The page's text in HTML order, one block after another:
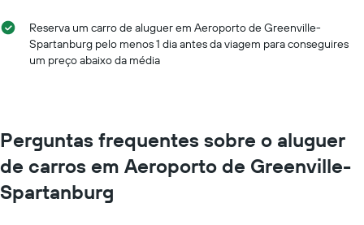
Reserva um carro de aluguer em Aeroporto de Greenville-
Spartanburg pelo menos 1 dia antes da viagem para conseguires
um preço abaixo da média
Perguntas frequentes sobre o aluguer
de carros em Aeroporto de Greenville-
Spartanburg